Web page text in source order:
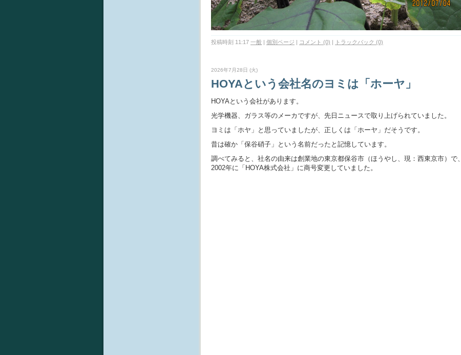
投稿時刻 11:17 一般 | 個別ページ | コメント (0) | トラックバック (0)
2026年7月28日 (火)
HOYAという会社名のヨミは「ホーヤ」
HOYAという会社があります。
光学機器、ガラス等のメーカですが、先日ニュースで取り上げられていました。
ヨミは「ホヤ」と思っていましたが、正しくは「ホーヤ」だそうです。
昔は確か「保谷硝子」という名前だったと記憶しています。
調べてみると、社名の由来は創業地の東京都保谷市（ほうやし、現：西東京市）で、
2002年に「HOYA株式会社」に商号変更していました。